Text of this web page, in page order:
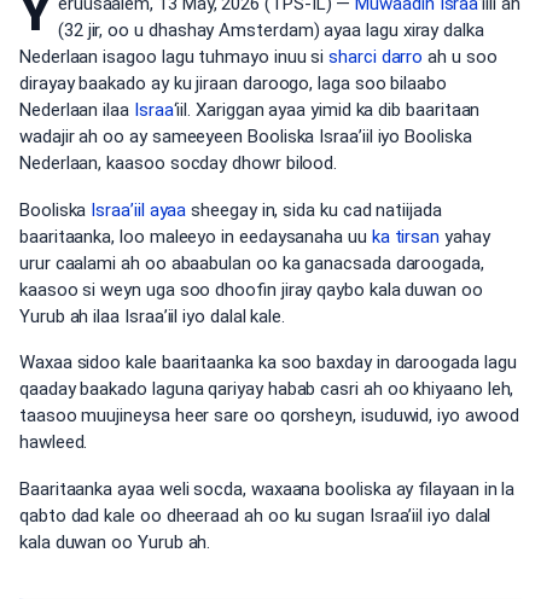
Y (32 jir, oo u dhashay Amsterdam) ayaa lagu xiray dalka
Nederlaan isagoo lagu tuhmayo inuu sisharci darro ah u soo
dirayay baakado ay ku jiraan daroogo, laga soo bilaabo
Nederlaan ilaa Israa‘iil. Xariggan ayaa yimid ka dib baaritaan
wadajir ah oo ay sameeyeen Booliska Israa’iil iyo Booliska
Nederlaan, kaasoo socday dhowr bilood.
Booliska Israa’iil ayaa sheegay in, sida ku cad natiijada
baaritaanka, loo maleeyo in eedaysanaha uu ka tirsan yahay
urur caalami ah oo abaabulan oo ka ganacsada daroogada,
kaasoo si weyn uga soo dhoofin jiray qaybo kala duwan oo
Yurub ah ilaa Israa’iil iyo dalal kale.
Waxaa sidoo kale baaritaanka ka soo baxday in daroogada lagu
qaaday baakado laguna qariyay habab casri ah oo khiyaano leh,
taasoo muujineysa heer sare oo qorsheyn, isuduwid, iyo awood
hawleed.
Baaritaanka ayaa weli socda, waxaana booliska ay filayaan in la
qabto dad kale oo dheeraad ah oo ku sugan Israa’iil iyo dalal
kala duwan oo Yurub ah.